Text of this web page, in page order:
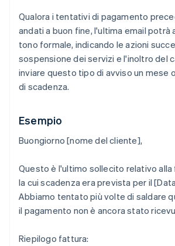
Qualora i tentativi di pagamento
andati a buon fine, l'ultima email potrà
tono formale, indicando le azioni
sospensione dei servizi e l'inoltro del
inviare questo tipo di avviso un mese
di scadenza.
Esempio
Buongiorno [nome del cliente],
Questo è l'ultimo sollecito relativo alla
la cui scadenza era prevista per il
Abbiamo tentato più volte di saldare
il pagamento non è ancora stato
Riepilogo fattura: